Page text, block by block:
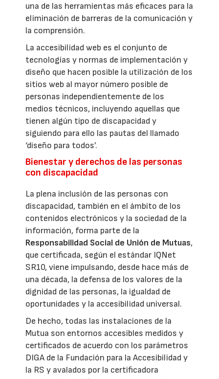
una de las herramientas más eficaces para la
eliminación de barreras de la comunicación y
la comprensión.
La accesibilidad web es el conjunto de
tecnologías y normas de implementación y
diseño que hacen posible la utilización de los
sitios web al mayor número posible de
personas independientemente de los
medios técnicos, incluyendo aquellas que
tienen algún tipo de discapacidad y
siguiendo para ello las pautas del llamado
‘diseño para todos’.
Bienestar y derechos de las personas
con discapacidad
La plena inclusión de las personas con
discapacidad, también en el ámbito de los
contenidos electrónicos y la sociedad de la
información, forma parte de la
Responsabilidad Social de Unión de Mutuas,
que certificada, según el estándar IQNet
SR10, viene impulsando, desde hace más de
una década, la defensa de los valores de la
dignidad de las personas, la igualdad de
oportunidades y la accesibilidad universal.
De hecho, todas las instalaciones de la
Mutua son entornos accesibles medidos y
certificados de acuerdo con los parámetros
DIGA de la Fundación para la Accesibilidad y
la RS y avalados por la certificadora